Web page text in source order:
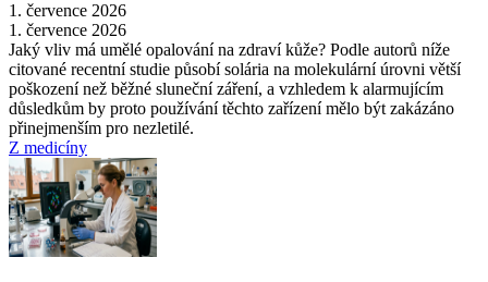
1. července 2026
1. července 2026
Jaký vliv má umělé opalování na zdraví kůže? Podle autorů níže
citované recentní studie působí solária na molekulární úrovni větší
poškození než běžné sluneční záření, a vzhledem k alarmujícím
důsledkům by proto používání těchto zařízení mělo být zakázáno
přinejmenším pro nezletilé.
Z medicíny